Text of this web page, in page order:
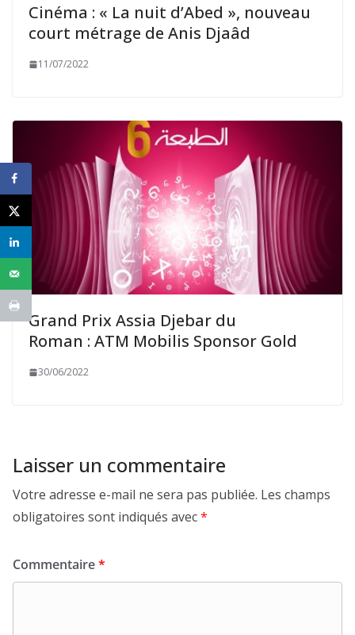
Cinéma : « La nuit d’Abed », nouveau
court métrage de Anis Djaâd
11/07/2022
Grand Prix Assia Djebar du
Roman : ATM Mobilis Sponsor Gold
30/06/2022
Laisser un commentaire
Votre adresse e-mail ne sera pas publiée. Les champs
obligatoires sont indiqués avec*
Commentaire*